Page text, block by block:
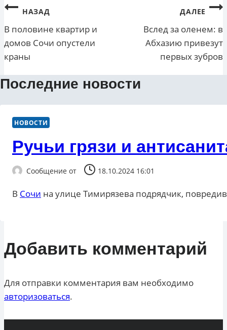
Навигация
по
записям
НАЗАД
В половине квартир и
домов Сочи опустели
краны
ДАЛЕЕ
Вслед за оленем: в
Абхазию привезут
первых зубров
Последние новости
НОВОСТИ
Ручьи грязи и
Сообщение от 18.10.2024 16:01
В Сочи на улице Тимирязева подрядчик,
Добавить комментарий
Для отправки комментария вам необходимо
авторизоваться.